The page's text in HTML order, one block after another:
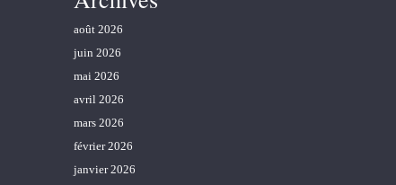
août 2026
juin 2026
mai 2026
avril 2026
mars 2026
février 2026
janvier 2026